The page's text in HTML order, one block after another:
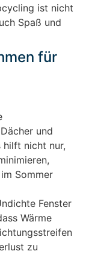
ist nicht
Spaß und
für
und
hilft nicht nur,
Sommer
Fenster
Wärme
zu